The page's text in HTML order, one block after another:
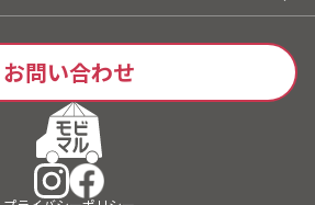
お問い合わせ